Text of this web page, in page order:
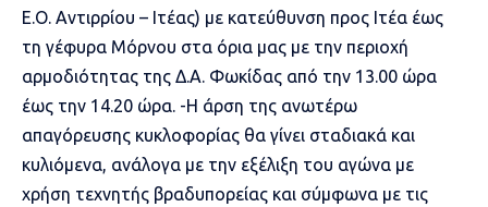
Ε.Ο. Αντιρρίου – Ιτέας) με κατεύθυνση προς Ιτέα έως
τη γέφυρα Μόρνου στα όρια μας με την περιοχή
αρμοδιότητας της Δ.Α. Φωκίδας από την 13.00 ώρα
έως την 14.20 ώρα. -Η άρση της ανωτέρω
απαγόρευσης κυκλοφορίας θα γίνει σταδιακά και
κυλιόμενα, ανάλογα με την εξέλιξη του αγώνα με
χρήση τεχνητής βραδυπορείας και σύμφωνα με τις